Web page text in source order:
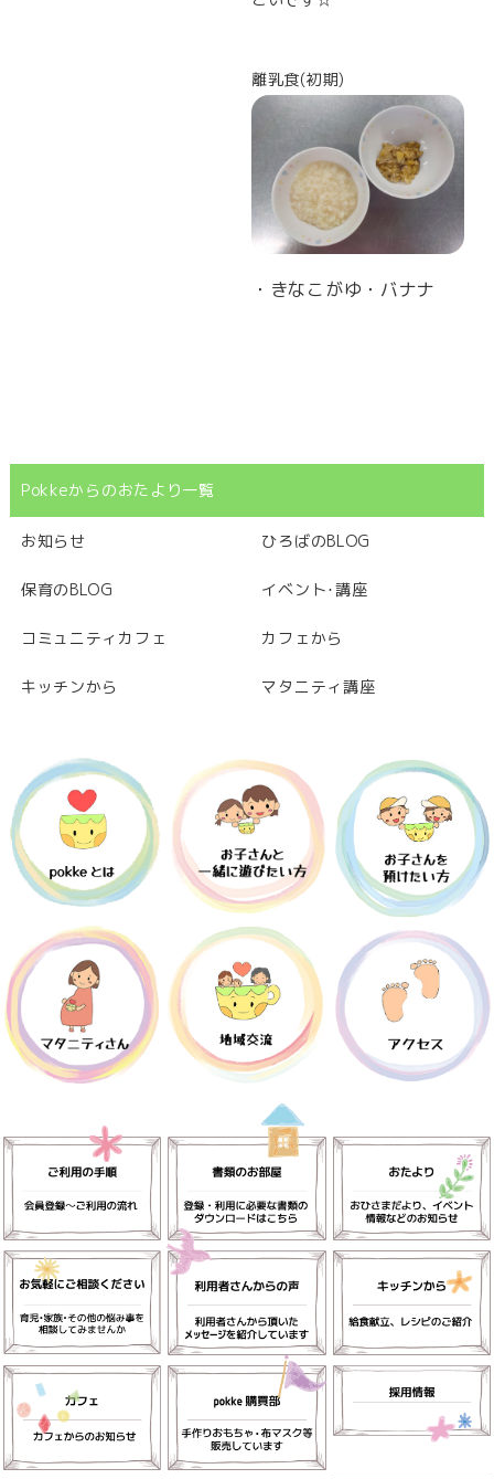
離乳食(初期)
・きなこがゆ・バナナ
Pokkeからのおたより一覧
お知らせ ひろばのBLOG
保育のBLOG イベント･講座
コミュニティカフェ カフェから
キッチンから マタニティ講座